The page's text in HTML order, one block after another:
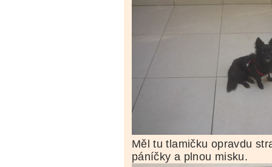
Měl tu tlamičku opravdu
páníčky a plnou misku.